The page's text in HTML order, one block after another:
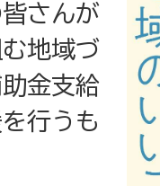
さんが
地域づ
金支給
行うも